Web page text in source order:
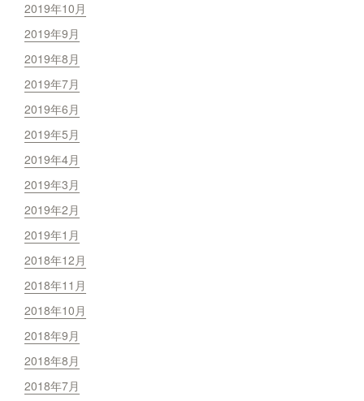
2019年10月
2019年9月
2019年8月
2019年7月
2019年6月
2019年5月
2019年4月
2019年3月
2019年2月
2019年1月
2018年12月
2018年11月
2018年10月
2018年9月
2018年8月
2018年7月